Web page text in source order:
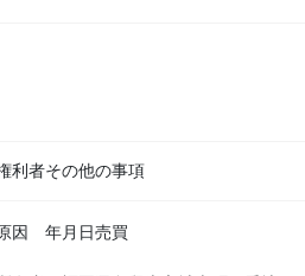
利者その他の事項
因 年月日売買